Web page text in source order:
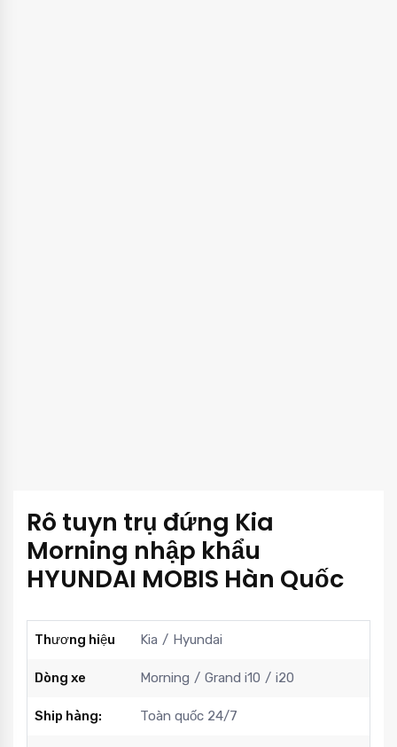
Rô tuyn trụ đứng Kia
Morning nhập khẩu
HYUNDAI MOBIS Hàn Quốc
Thương hiệu Kia Hyundai
Dòng xe Morning Grand i10 i20
Ship hàng: Toàn quốc 24/7